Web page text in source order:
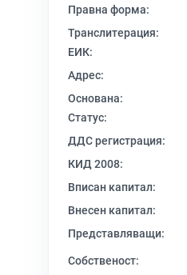
Правна форма:
Транслитерация:
ЕИК:
Адрес:
Основана:
Статус:
ДДС регистрация:
КИД 2008:
Вписан капитал:
Внесен капитал:
Представляващи:
Собственост: